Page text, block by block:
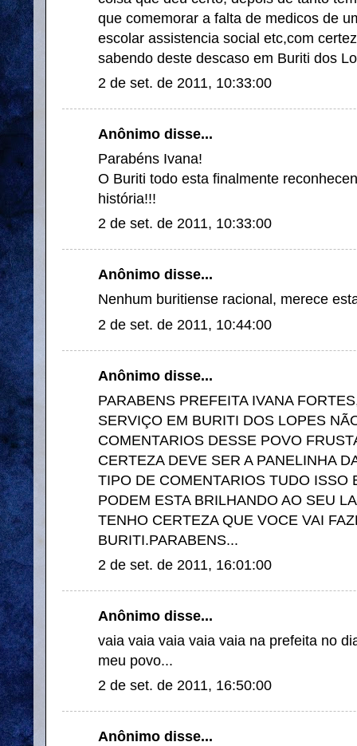
que comemorar a falta de medicos de
escolar assistencia social etc,com
sabendo deste descaso em Buriti dos
2 de set. de 2011, 10:33:00
Anônimo disse...
Parabéns Ivana!
O Buriti todo esta finalmente
história!!!
2 de set. de 2011, 10:33:00
Anônimo disse...
Nenhum buritiense racional, merece
2 de set. de 2011, 10:44:00
Anônimo disse...
PARABENS PREFEITA IVANA
SERVIÇO EM BURITI DOS LOPES
COMENTARIOS DESSE POVO
CERTEZA DEVE SER A PANELINHA
TIPO DE COMENTARIOS TUDO ISSO
PODEM ESTA BRILHANDO AO SEU
TENHO CERTEZA QUE VOCE VAI
BURITI.PARABENS...
2 de set. de 2011, 16:01:00
Anônimo disse...
vaia vaia vaia vaia vaia na prefeita no
meu povo...
2 de set. de 2011, 16:50:00
Anônimo disse...